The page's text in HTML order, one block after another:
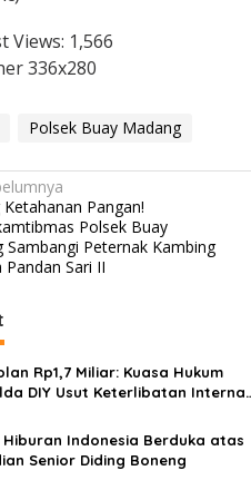
Views: 1,566
Polsek Buay Madang
Pangan!
Polsek Buay
Sambangi Peternak Kambing
Pandan Sari II
Rp1,7 Miliar: Kuasa Hukum
DIY Usut Keterlibatan Internal
Hiburan Indonesia Berduka atas
Senior Diding Boneng